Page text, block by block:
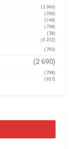
(3 346)
(390)
(148)
(738)
(38)
(4 232)
(793)
(2 690)
(798)
(957)